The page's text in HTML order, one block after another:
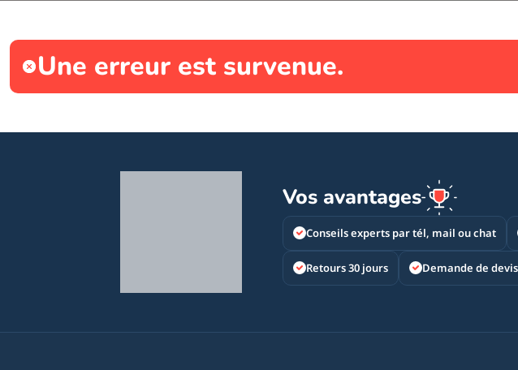
Une erreur est survenue.
Vos avantages
Conseils experts par tél, mail ou chat
Retours 30 jours Demande de devis